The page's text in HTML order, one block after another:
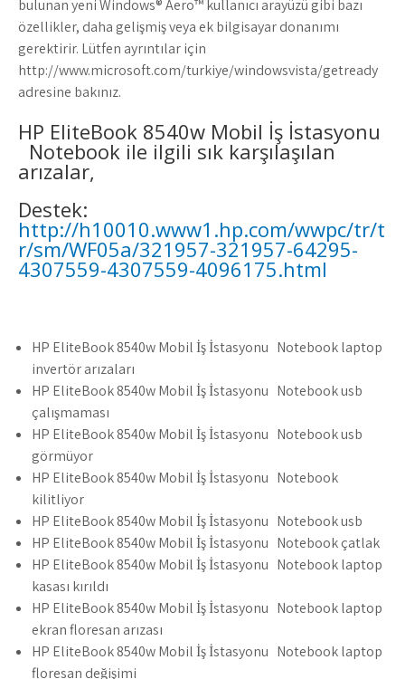
bulunan yeni Windows® Aero™ kullanıcı arayüzü gibi bazı
özellikler, daha gelişmiş veya ek bilgisayar donanımı
gerektirir. Lütfen ayrıntılar için
http://www.microsoft.com/turkiye/windowsvista/getready
adresine bakınız.
HP EliteBook 8540w Mobil İş İstasyonu
Notebook ile ilgili sık karşılaşılan
arızalar,
Destek:
http://h10010.www1.hp.com/wwpc/tr/t
r/sm/WF05a/321957-321957-64295-
4307559-4307559-4096175.html
HP EliteBook 8540w Mobil İş İstasyonu Notebook laptop
invertör arızaları
HP EliteBook 8540w Mobil İş İstasyonu Notebook usb
çalışmaması
HP EliteBook 8540w Mobil İş İstasyonu Notebook usb
görmüyor
HP EliteBook 8540w Mobil İş İstasyonu Notebook
kilitliyor
HP EliteBook 8540w Mobil İş İstasyonu Notebook usb
HP EliteBook 8540w Mobil İş İstasyonu Notebook çatlak
HP EliteBook 8540w Mobil İş İstasyonu Notebook laptop
kasası kırıldı
HP EliteBook 8540w Mobil İş İstasyonu Notebook laptop
ekran floresan arızası
HP EliteBook 8540w Mobil İş İstasyonu Notebook laptop
floresan değişimi